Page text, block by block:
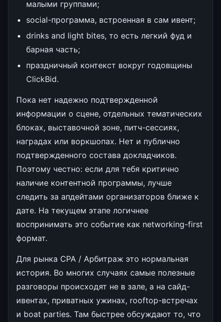
малыми группами;
social-программа, встроенная в сам ивент;
drinks and light bites, то есть легкий фуд и
барная часть;
праздничный контекст вокруг годовщины
ClickBid.
Пока нет надежно подтвержденной
информации о сцене, отдельных тематических
блоках, выставочной зоне, питч-сессиях,
наградах или воркшопах. Нет и публично
подтвержденного состава докладчиков.
Поэтому честно: если для тебя критично
наличие контентной программы, лучше
следить за апдейтами организаторов ближе к
дате. На текущем этапе логичнее
воспринимать это событие как networking-first
формат.
Для рынка CPA / Арбитраж это нормальная
история. Во многих случаях самые полезные
разговоры происходят не в зале, а на сайд-
ивентах, приватных ужинах, rooftop-встречах
и boat parties. Там быстрее обсуждают то, что